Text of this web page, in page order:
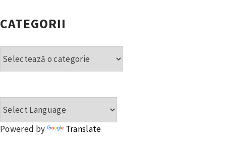
CATEGORII
Powered by Translate